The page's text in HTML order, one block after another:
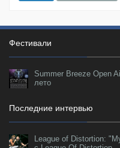
Фестивали
Summer Breeze Open
лето
Последние интервью
League of Distortion: